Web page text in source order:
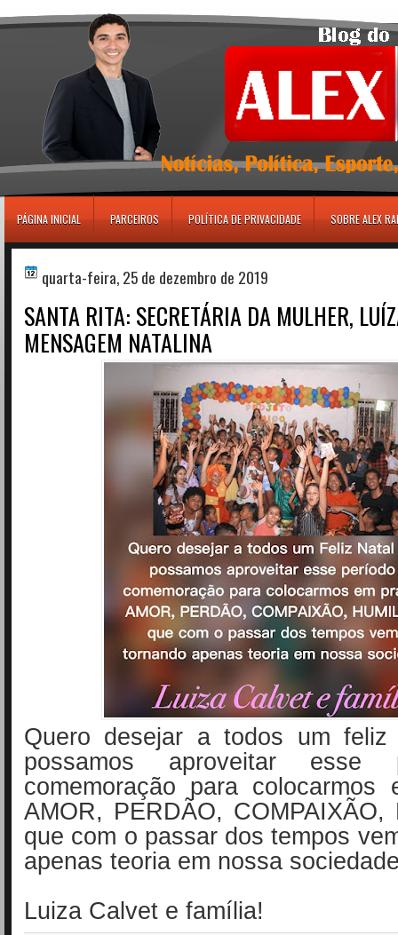
PÁGINA INICIAL PARCEIROS POLÍTICA DE PRIVACIDADE SOBRE ALEX
quarta-feira, 25 de dezembro de 2019
SANTA RITA: SECRETÁRIA DA MULHER,
MENSAGEM NATALINA
Quero desejar a todos um
possamos aproveitar esse
comemoração para colocarmos
AMOR, PERDÃO, COMPAIXÃO,
que com o passar dos tempos
apenas teoria em nossa
Luiza Calvet e família!